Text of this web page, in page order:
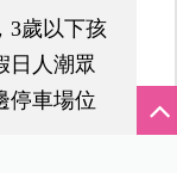
3歲以下孩
日人潮眾
停車場位